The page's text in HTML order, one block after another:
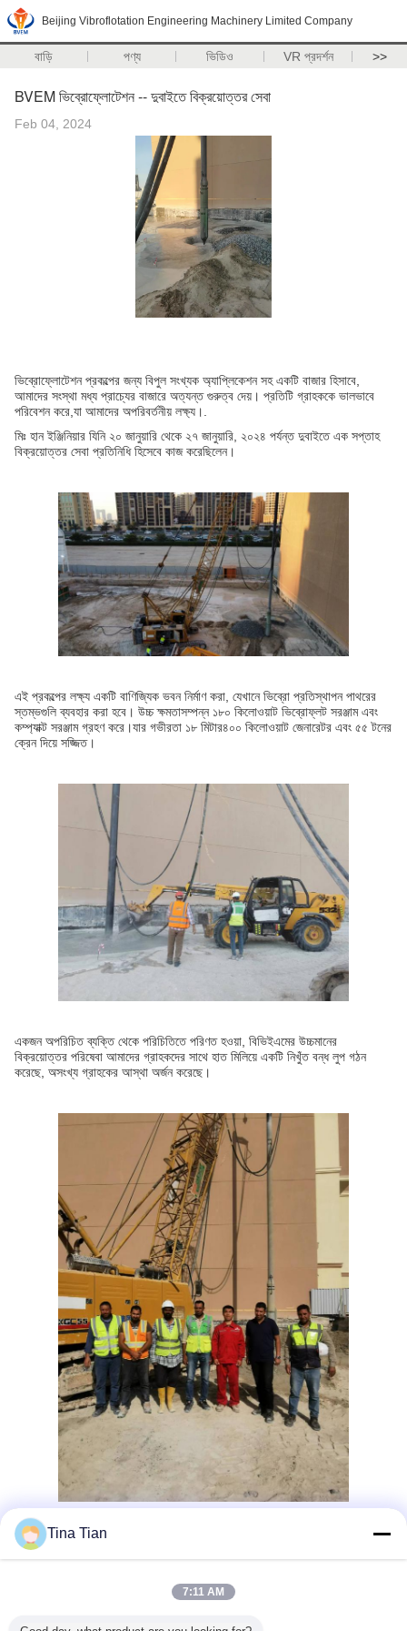
Beijing Vibroflotation Engineering Machinery Limited Company
বাড়ি পণ্য ভিডিও VR প্রদর্শন >>
BVEM ভিব্রোফ্লোটেশন -- দুবাইতে বিক্রয়োত্তর সেবা
Feb 04, 2024
ভিব্রোফ্লোটেশন প্রকল্পের জন্য বিপুল সংখ্যক অ্যাপ্লিকেশন সহ একটি বাজার হিসাবে,
আমাদের সংস্থা মধ্য প্রাচ্যের বাজারে অত্যন্ত গুরুত্ব দেয়। প্রতিটি গ্রাহককে ভালভাবে
পরিবেশন করে,যা আমাদের অপরিবর্তনীয় লক্ষ্য।.
মিঃ হান ইঞ্জিনিয়ার যিনি ২০ জানুয়ারি থেকে ২৭ জানুয়ারি, ২০২৪ পর্যন্ত দুবাইতে এক সপ্তাহ
বিক্রয়োত্তর সেবা প্রতিনিধি হিসেবে কাজ করেছিলেন।
এই প্রকল্পের লক্ষ্য একটি বাণিজ্যিক ভবন নির্মাণ করা, যেখানে ভিব্রো প্রতিস্থাপন পাথরের
স্তম্ভগুলি ব্যবহার করা হবে। উচ্চ ক্ষমতাসম্পন্ন ১৮০ কিলোওয়াট ভিব্রোফ্লট সরঞ্জাম এবং
কম্প্যাক্ট সরঞ্জাম গ্রহণ করে।যার গভীরতা ১৮ মিটার৪০০ কিলোওয়াট জেনারেটর এবং ৫৫ টনের
ক্রেন দিয়ে সজ্জিত।
একজন অপরিচিত ব্যক্তি থেকে পরিচিতিতে পরিণত হওয়া, বিভিইএমের উচ্চমানের
বিক্রয়োত্তর পরিষেবা আমাদের গ্রাহকদের সাথে হাত মিলিয়ে একটি নিখুঁত বন্ধ লুপ গঠন
করেছে, অসংখ্য গ্রাহকের আস্থা অর্জন করেছে।
Recommended Products
Tina Tian
7:11 AM